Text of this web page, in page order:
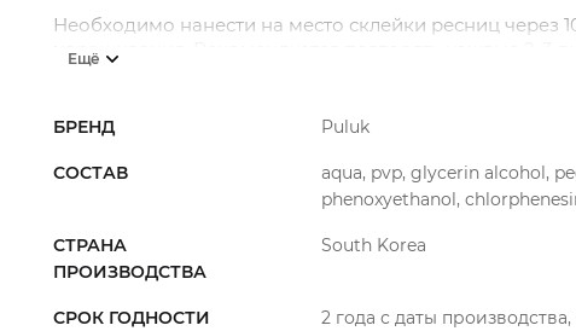
Необходимо нанести на место склейки ресниц через
наращивания. Рекомендуется повторять каждые 2-3
Ещё
БРЕНД Puluk
СОСТАВ
aqua, pvp, glycerin alcohol,
phenoxyethanol,
СТРАНА
ПРОИЗВОДСТВА
South Korea
СРОК ГОДНОСТИ 2 года с даты